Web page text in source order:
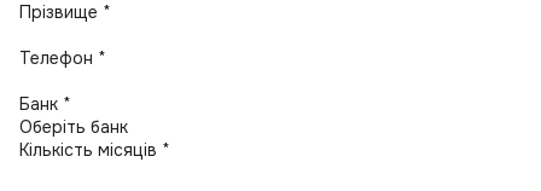
Прізвище *
Телефон *
Банк *
Кількість місяців *